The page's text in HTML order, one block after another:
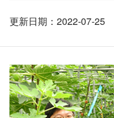
更新日期：2022-07-25